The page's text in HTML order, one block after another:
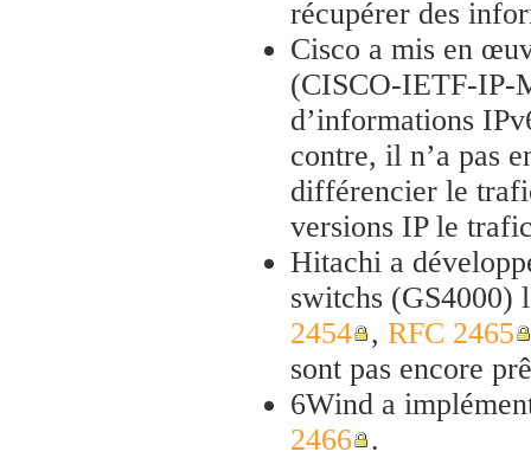
récupérer des
Cisco a mis en
(CISCO-IETF-IP-
d’informations
contre, il n’a pas
différencier le
versions IP le
Hitachi a
switchs (GS4000)
2454 , RFC 2465
sont pas encore
6Wind a
2466 .